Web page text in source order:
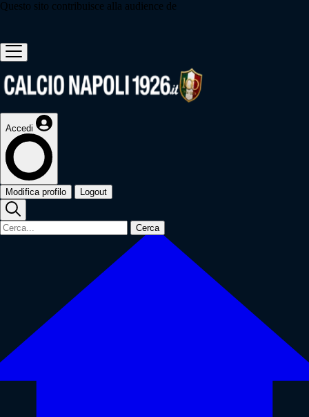
Questo sito contribuisce alla audience de
Accedi
Modifica profilo Logout
Cerca